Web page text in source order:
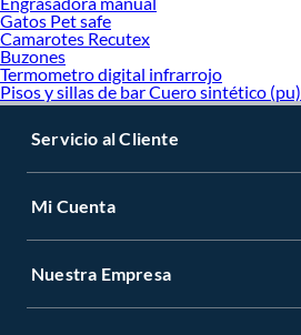
Gatos Pet safe
Camarotes Recutex
Buzones
Termometro digital infrarrojo
Pisos y sillas de bar Cuero sintético (pu)
Servicio al Cliente
Mi Cuenta
Nuestra Empresa